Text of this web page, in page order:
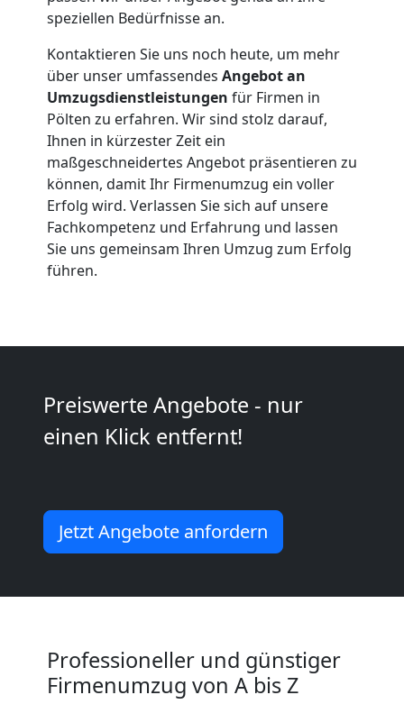
speziellen Bedürfnisse an.
Kontaktieren Sie uns noch heute, um mehr
über unser umfassendes Angebot an
Umzugsdienstleistungen für Firmen in
Pölten zu erfahren. Wir sind stolz darauf,
Ihnen in kürzester Zeit ein
maßgeschneidertes Angebot präsentieren zu
können, damit Ihr Firmenumzug ein voller
Erfolg wird. Verlassen Sie sich auf unsere
Fachkompetenz und Erfahrung und lassen
Sie uns gemeinsam Ihren Umzug zum Erfolg
führen.
Preiswerte Angebote - nur
einen Klick entfernt!
Jetzt Angebote anfordern
Professioneller und günstiger
Firmenumzug von A bis Z
Möbeltransport
Pölten
Beiladung
Pölten
Mini
Umzug
Mann
Pölten